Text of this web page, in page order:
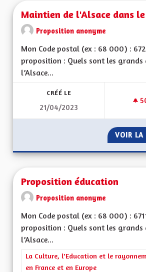
Maintien de l'Alsace dans
Proposition anonyme
Mon Code postal (ex : 68 000) :
proposition : Quels sont les grands
l’Alsace...
CRÉÉ LE
21/04/2023
VOIR LA
Proposition éducation
Proposition anonyme
Mon Code postal (ex : 68 000) :
proposition : Quels sont les grands
l’Alsace...
Filtrer les résultats de la catégorie :
La Culture, l'Education et le
en France et en Europe